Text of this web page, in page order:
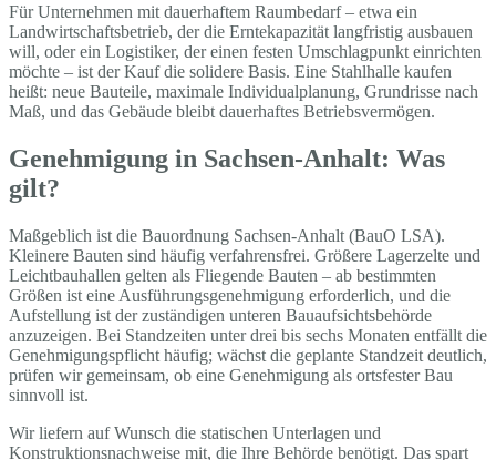
Für Unternehmen mit dauerhaftem Raumbedarf – etwa ein
Landwirtschaftsbetrieb, der die Erntekapazität langfristig ausbauen
will, oder ein Logistiker, der einen festen Umschlagpunkt einrichten
möchte – ist der Kauf die solidere Basis. Eine Stahlhalle kaufen
heißt: neue Bauteile, maximale Individualplanung, Grundrisse nach
Maß, und das Gebäude bleibt dauerhaftes Betriebsvermögen.
Genehmigung in Sachsen-Anhalt: Was
gilt?
Maßgeblich ist die Bauordnung Sachsen-Anhalt (BauO LSA).
Kleinere Bauten sind häufig verfahrensfrei. Größere Lagerzelte und
Leichtbauhallen gelten als Fliegende Bauten – ab bestimmten
Größen ist eine Ausführungsgenehmigung erforderlich, und die
Aufstellung ist der zuständigen unteren Bauaufsichtsbehörde
anzuzeigen. Bei Standzeiten unter drei bis sechs Monaten entfällt die
Genehmigungspflicht häufig; wächst die geplante Standzeit deutlich,
prüfen wir gemeinsam, ob eine Genehmigung als ortsfester Bau
sinnvoll ist.
Wir liefern auf Wunsch die statischen Unterlagen und
Konstruktionsnachweise mit, die Ihre Behörde benötigt. Das spart